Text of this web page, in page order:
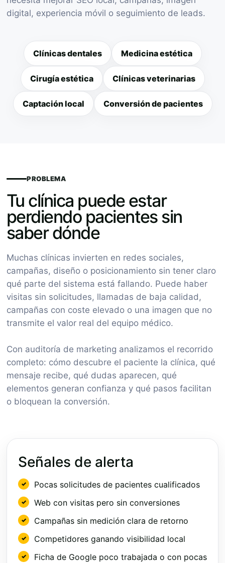
digital, experiencia móvil o seguimiento de leads.
Clínicas dentales Medicina estética
Cirugía estética Clínicas veterinarias
Captación local Conversión de pacientes
PROBLEMA
Tu clínica puede estar
perdiendo pacientes sin
saber dónde
Muchas clínicas invierten en redes sociales,
campañas, diseño o posicionamiento sin tener claro
qué parte del sistema está fallando. Puede haber
visitas sin solicitudes, llamadas de baja calidad,
campañas con coste elevado o una imagen que no
transmite el valor real del equipo médico.
Con auditoría de marketing analizamos el recorrido
completo: cómo descubre el paciente la clínica, qué
mensaje recibe, qué dudas aparecen, qué
elementos generan confianza y qué pasos facilitan
o bloquean la conversión.
Señales de alerta
Pocas solicitudes de pacientes cualificados
Web con visitas pero sin conversiones
Campañas sin medición clara de retorno
Competidores ganando visibilidad local
Ficha de Google poco trabajada o con pocas